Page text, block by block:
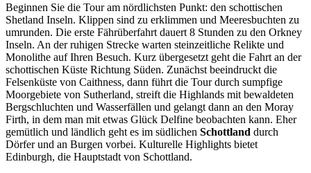
Beginnen Sie die Tour am nördlichsten Punkt: den schottischen
Shetland Inseln. Klippen sind zu erklimmen und Meeresbuchten zu
umrunden. Die erste Fährüberfahrt dauert 8 Stunden zu den Orkney
Inseln. An der ruhigen Strecke warten steinzeitliche Relikte und
Monolithe auf Ihren Besuch. Kurz übergesetzt geht die Fahrt an der
schottischen Küste Richtung Süden. Zunächst beeindruckt die
Felsenküste von Caithness, dann führt die Tour durch sumpfige
Moorgebiete von Sutherland, streift die Highlands mit bewaldeten
Bergschluchten und Wasserfällen und gelangt dann an den Moray
Firth, in dem man mit etwas Glück Delfine beobachten kann. Eher
gemütlich und ländlich geht es im südlichen Schottland durch
Dörfer und an Burgen vorbei. Kulturelle Highlights bietet
Edinburgh, die Hauptstadt von Schottland.